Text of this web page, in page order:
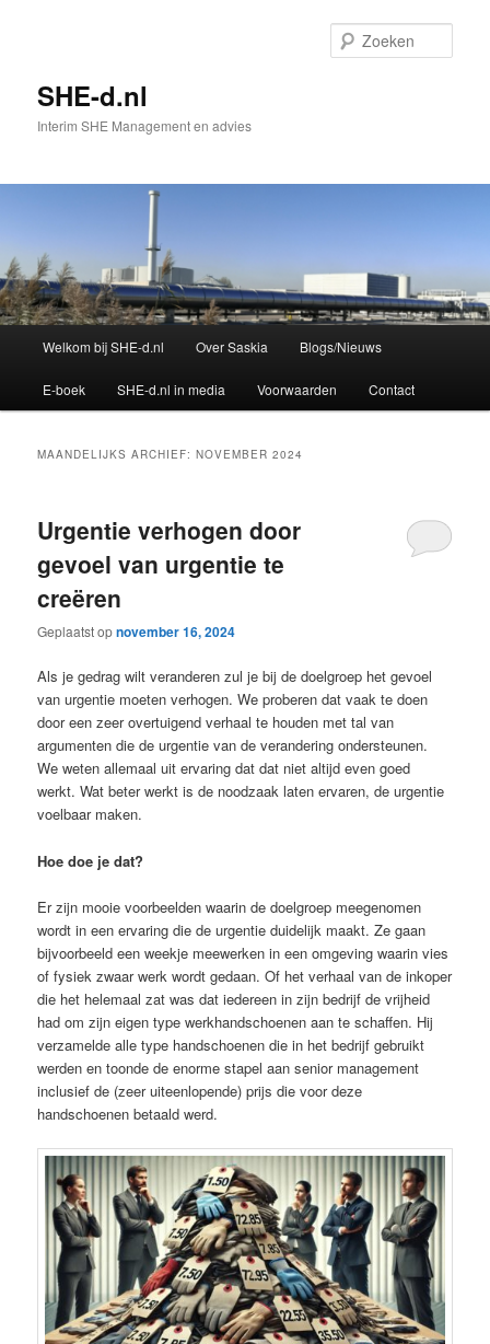
inhoud
inhoudSHE-d.nl
Interim SHE Management en advies
Welkom bij SHE-d.nl Over Saskia Blogs/Nieuws
E-boek SHE-d.nl in media Voorwaarden Contact
MAANDELIJKS ARCHIEF:NOVEMBER 2024
Urgentie verhogen door
gevoel van urgentie te
creëren
Geplaatst opnovember 16, 2024
Als je gedrag wilt veranderen zul je bij de doelgroep het gevoel
van urgentie moeten verhogen. We proberen dat vaak te doen
door een zeer overtuigend verhaal te houden met tal van
argumenten die de urgentie van de verandering ondersteunen.
We weten allemaal uit ervaring dat dat niet altijd even goed
werkt. Wat beter werkt is de noodzaak laten ervaren, de urgentie
voelbaar maken.
Hoe doe je dat?
Er zijn mooie voorbeelden waarin de doelgroep meegenomen
wordt in een ervaring die de urgentie duidelijk maakt. Ze gaan
bijvoorbeeld een weekje meewerken in een omgeving waarin vies
of fysiek zwaar werk wordt gedaan. Of het verhaal van de inkoper
die het helemaal zat was dat iedereen in zijn bedrijf de vrijheid
had om zijn eigen type werkhandschoenen aan te schaffen. Hij
verzamelde alle type handschoenen die in het bedrijf gebruikt
werden en toonde de enorme stapel aan senior management
inclusief de (zeer uiteenlopende) prijs die voor deze
handschoenen betaald werd.